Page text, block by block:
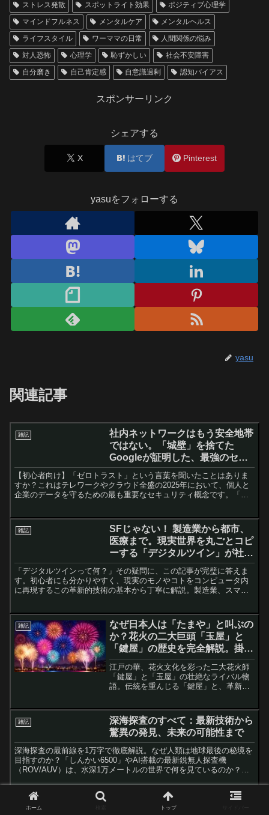
ストレス発散
スポットライト効果
ポジティブ心理学
マインドフルネス
メンタルケア
メンタルヘルス
ライフスタイル
ワーママの日常
人間関係の悩み
対人恐怖
心理学 恥ずかしい
社会不安障害
自分磨き
自己肯定感 自意識過剰 認知バイアス
スポンサーリンク
シェアする
X はてブ Pinterest
yasuをフォローする
yasu
関連記事
雑記
社内ネットワークはもう安全地帯
ではない。「城壁」を捨てた
Googleが証明した、最強のセキ
ュリティ戦略とは
【初心者向け】「ゼロトラスト」という言葉を聞いたことはありま
すか？これはテレワークやクラウド全盛の2025年において、個人と
企業のデータを守るための最も重要なセキュリティ概念です。「社
解説。専門用語を使わず、身近な例え話で仕組みを紐解きます。こ
れを読めば、面倒な多要素認証（MFA）が、実はあなたを守る最強
の盾であることが理解できるはずです。最新のセキュリティトレン
雑記
SFじゃない！ 製造業から都市、
医療まで。現実世界を丸ごとコピ
ーする「デジタルツイン」が社会
を根底から変える
「デジタルツインって何？」その疑問に、この記事が完璧に答えま
す。初心者にも分かりやすく、現実のモノやコトをコンピュータ内
に再現するこの革新的技術の基本から丁寧に解説。製造業、スマー
きます。コスト削減や社会問題解決の切り札として注目される一
方、セキュリティや倫理的な課題も。最新の研究動向も踏まえ、デ
ジタルツインの「今」と「未来」の全てを、この記事一本で深く理
解できます。
雑記
なぜ日本人は「たまや」と叫ぶの
か？花火の二大巨頭「玉屋」と
「鍵屋」の歴史を完全解説。掛け
声の謎から現代に続く職人の魂ま
で
江戸の華、花火文化を彩った二大花火師
「鍵屋」と「玉屋」の壮絶なライバル物
語。伝統を重んじる「鍵屋」と、革新で
が生まれたのか？そして、人気絶頂期に
悲劇的な終焉を迎えた玉屋の運命と、現
代まで伝統を守り続ける鍵屋の軌跡を詳
述。日本の花火が持つ「一瞬の芸術」と
しての魅力と、掛け声に込められた現代
の想いを紐解きます。
雑記
深海探査のすべて：最新技術から
驚異の発見、未来の可能性まで
深海探査の最前線を1万字で徹底解説。なぜ人類は地球最後の秘境を
目指すのか？「しんかい6500」やAI搭載の最新鋭無人探査機
（ROV/AUV）は、水深1万メートルの世界で何を見ているのか？マ
の実例を基に詳しく紹介。最新の研究と信頼できるエビデンスで、
未知なる深海の驚異と未来の可能性に迫る、知的好奇心を満たす決
雑記
もう、いらないモノに振り回され
ホーム トップ